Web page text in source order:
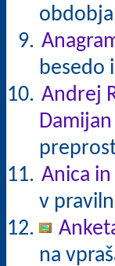
besedo
Andrej
Anica
v
na